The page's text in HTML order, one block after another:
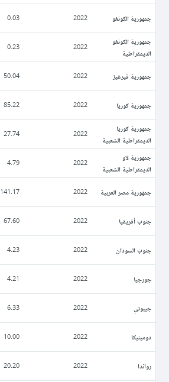
جمهورية الكونغو 2022
0.03
جمهورية الكونغو
الديمقراطية
2022
0.23
جمهورية قيرغيز 2022
50.04
جمهورية كوريا 2022
85.22
جمهورية كوريا
الديمقراطية الشعبية
2022
27.74
جمهورية لاو
الديمقراطية الشعبية
2022
4.79
جمهورية مصر العربية 2022
141.17
جنوب أفريقيا 2022
67.60
جنوب السودان 2022
4.23
جورجيا 2022
4.21
جيبوتي 2022
6.33
دومينيكا 2022
10.00
رواندا 2022
20.20